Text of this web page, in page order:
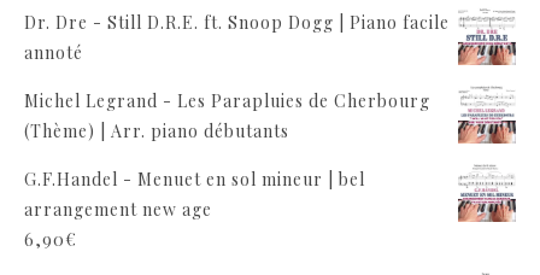
Dr. Dre - Still D.R.E. ft. Snoop Dogg | Piano facile
annoté
Michel Legrand - Les Parapluies de Cherbourg
(Thème) | Arr. piano débutants
G.F.Handel - Menuet en sol mineur | bel
arrangement new age
6,90€